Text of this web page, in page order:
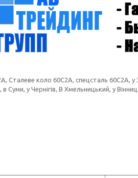
Сталеве коло 60С2А, спецсталь 60С2А, у
Суми, у Чернігів, В Хмельницький, у